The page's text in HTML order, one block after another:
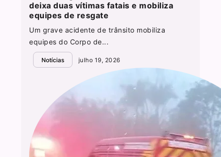
deixa duas vítimas fatais e mobiliza
equipes de resgate
Um grave acidente de trânsito mobiliza
equipes do Corpo de...
Notícias julho 19, 2026